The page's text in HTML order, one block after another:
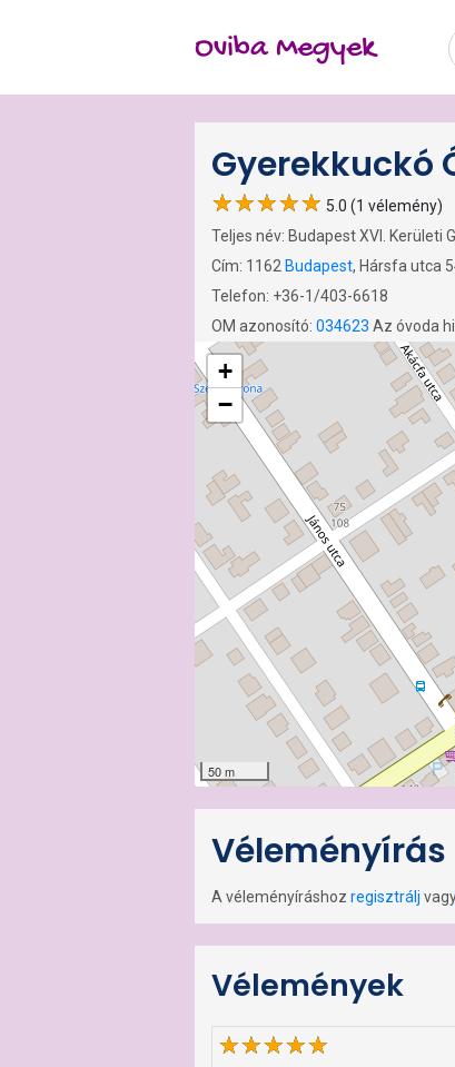
Oviba Megyek
Gyerekkuckó
5.0 (1 vélemény)
Teljes név: Budapest XVI. Kerületi
Cím: 1162 Budapest, Hársfa utca
Telefon: +36-1/403-6618
OM azonosító: 034623 Az óvoda
+
−
50 m
Véleményírás
A véleményíráshoz regisztrálj
Vélemények